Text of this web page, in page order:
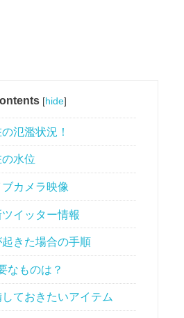
[hide]
氾濫状況！
水位
カメラ映像
イッター情報
きた場合の手順
なものは？
ておきたいアイテム